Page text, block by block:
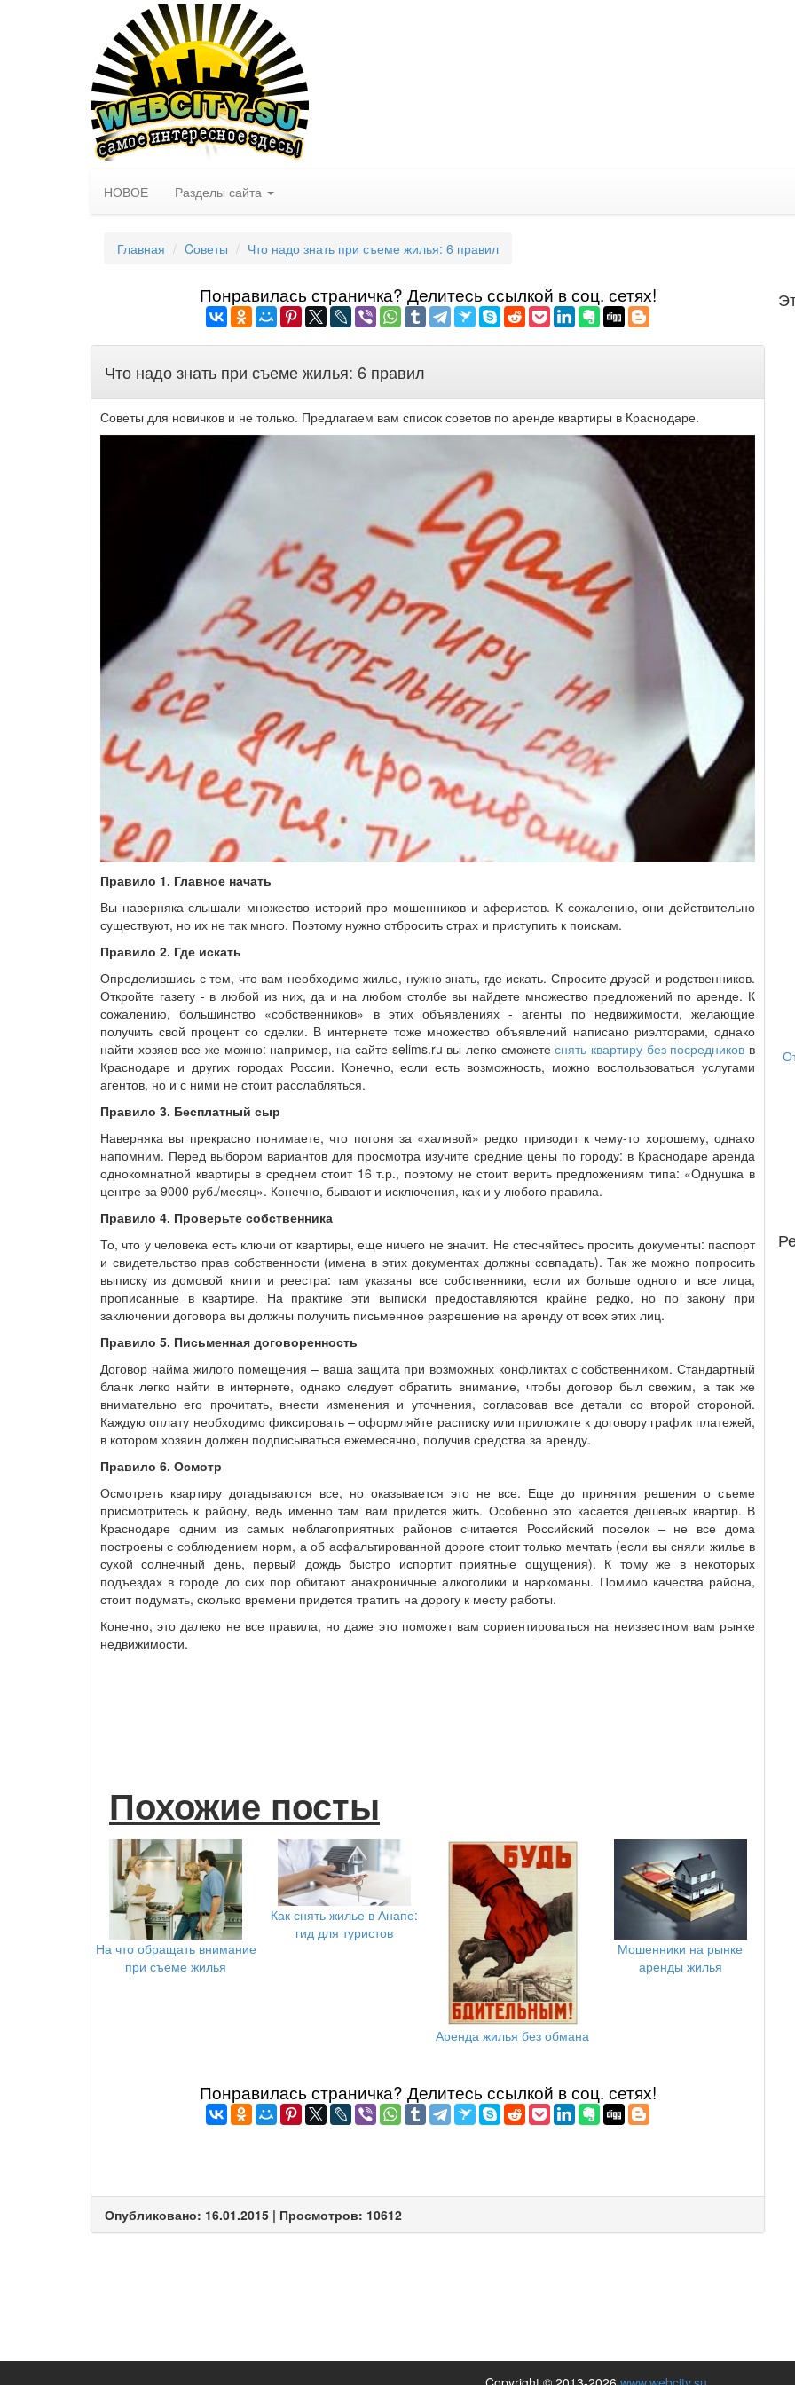
НОВОЕ Разделы сайта
Главная Cоветы Что надо знать при съеме жилья: 6 правил
Понравилась страничка? Делитеcь ссылкой в соц. сетях!
Что надо знать при съеме жилья: 6 правил
Советы для новичков и не только. Предлагаем вам список советов по аренде квартиры в Краснодаре.
Правило 1. Главное начать
Вы наверняка слышали множество историй про мошенников и аферистов. К сожалению, они действительно
существуют, но их не так много. Поэтому нужно отбросить страх и приступить к поискам.
Правило 2. Где искать
Определившись с тем, что вам необходимо жилье, нужно знать, где искать. Спросите друзей и родственников.
Откройте газету - в любой из них, да и на любом столбе вы найдете множество предложений по аренде. К
сожалению, большинство «собственников» в этих объявлениях - агенты по недвижимости, желающие
получить свой процент со сделки. В интернете тоже множество объявлений написано риэлторами, однако
найти хозяев все же можно: например, на сайте selims.ru вы легко сможетеснять квартиру без посредников в
Краснодаре и других городах России. Конечно, если есть возможность, можно воспользоваться услугами
агентов, но и с ними не стоит расслабляться.
Правило 3. Бесплатный сыр
Наверняка вы прекрасно понимаете, что погоня за «халявой» редко приводит к чему-то хорошему, однако
напомним. Перед выбором вариантов для просмотра изучите средние цены по городу: в Краснодаре аренда
однокомнатной квартиры в среднем стоит 16 т.р., поэтому не стоит верить предложениям типа: «Однушка в
центре за 9000 руб./месяц». Конечно, бывают и исключения, как и у любого правила.
Правило 4. Проверьте собственника
То, что у человека есть ключи от квартиры, еще ничего не значит. Не стесняйтесь просить документы: паспорт
и свидетельство прав собственности (имена в этих документах должны совпадать). Так же можно попросить
выписку из домовой книги и реестра: там указаны все собственники, если их больше одного и все лица,
прописанные в квартире. На практике эти выписки предоставляются крайне редко, но по закону при
заключении договора вы должны получить письменное разрешение на аренду от всех этих лиц.
Правило 5. Письменная договоренность
Договор найма жилого помещения – ваша защита при возможных конфликтах с собственником. Стандартный
бланк легко найти в интернете, однако следует обратить внимание, чтобы договор был свежим, а так же
внимательно его прочитать, внести изменения и уточнения, согласовав все детали со второй стороной.
Каждую оплату необходимо фиксировать – оформляйте расписку или приложите к договору график платежей,
в котором хозяин должен подписываться ежемесячно, получив средства за аренду.
Правило 6. Осмотр
Осмотреть квартиру догадываются все, но оказывается это не все. Еще до принятия решения о съеме
присмотритесь к району, ведь именно там вам придется жить. Особенно это касается дешевых квартир. В
Краснодаре одним из самых неблагоприятных районов считается Российский поселок – не все дома
построены с соблюдением норм, а об асфальтированной дороге стоит только мечтать (если вы сняли жилье в
сухой солнечный день, первый дождь быстро испортит приятные ощущения). К тому же в некоторых
подъездах в городе до сих пор обитают анахроничные алкоголики и наркоманы. Помимо качества района,
стоит подумать, сколько времени придется тратить на дорогу к месту работы.
Конечно, это далеко не все правила, но даже это поможет вам сориентироваться на неизвестном вам рынке
недвижимости.
Похожие посты
На что обращать внимание
при съеме жилья
Как снять жилье в Анапе:
гид для туристов
Аренда жилья без обмана
Мошенники на рынке
аренды жилья
Понравилась страничка? Делитеcь ссылкой в соц. сетях!
Опубликовано: 16.01.2015 | Просмотров: 10612